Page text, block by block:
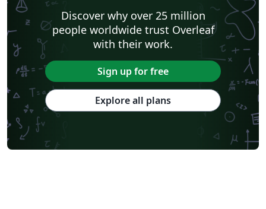
Discover why over 25 million
people worldwide trust Overleaf
with their work.
Sign up for free
Explore all plans